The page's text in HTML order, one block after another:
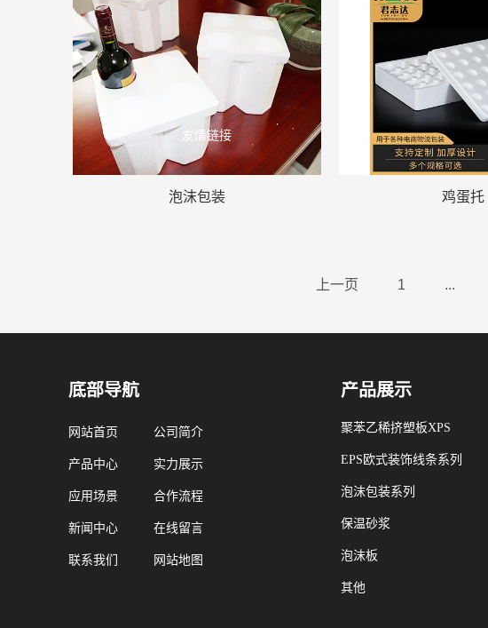
泡沫包装 鸡蛋托
上一页 1 ...
友情链接
底部导航 产品展示
网站首页 公司简介
产品中心 实力展示
应用场景 合作流程
新闻中心 在线留言
联系我们 网站地图
聚苯乙稀挤塑板XPS
EPS欧式装饰线条系列
泡沫包装系列
保温砂浆
泡沫板
其他